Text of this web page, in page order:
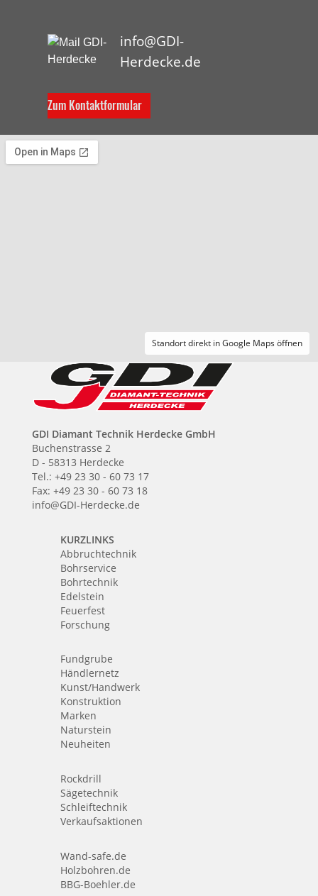
info@GDI-
Herdecke.de
Zum Kontaktformular
Standort direkt in Google Maps öffnen
GDI Diamant Technik Herdecke GmbH
Buchenstrasse 2
D - 58313 Herdecke
Tel.: +49 23 30 - 60 73 17
Fax: +49 23 30 - 60 73 18
info@GDI-Herdecke.de
KURZLINKS
Abbruchtechnik
Bohrservice
Bohrtechnik
Edelstein
Feuerfest
Forschung
Fundgrube
Händlernetz
Kunst/Handwerk
Konstruktion
Marken
Naturstein
Neuheiten
Rockdrill
Sägetechnik
Schleiftechnik
Verkaufsaktionen
Wand-safe.de
Holzbohren.de
BBG-Boehler.de